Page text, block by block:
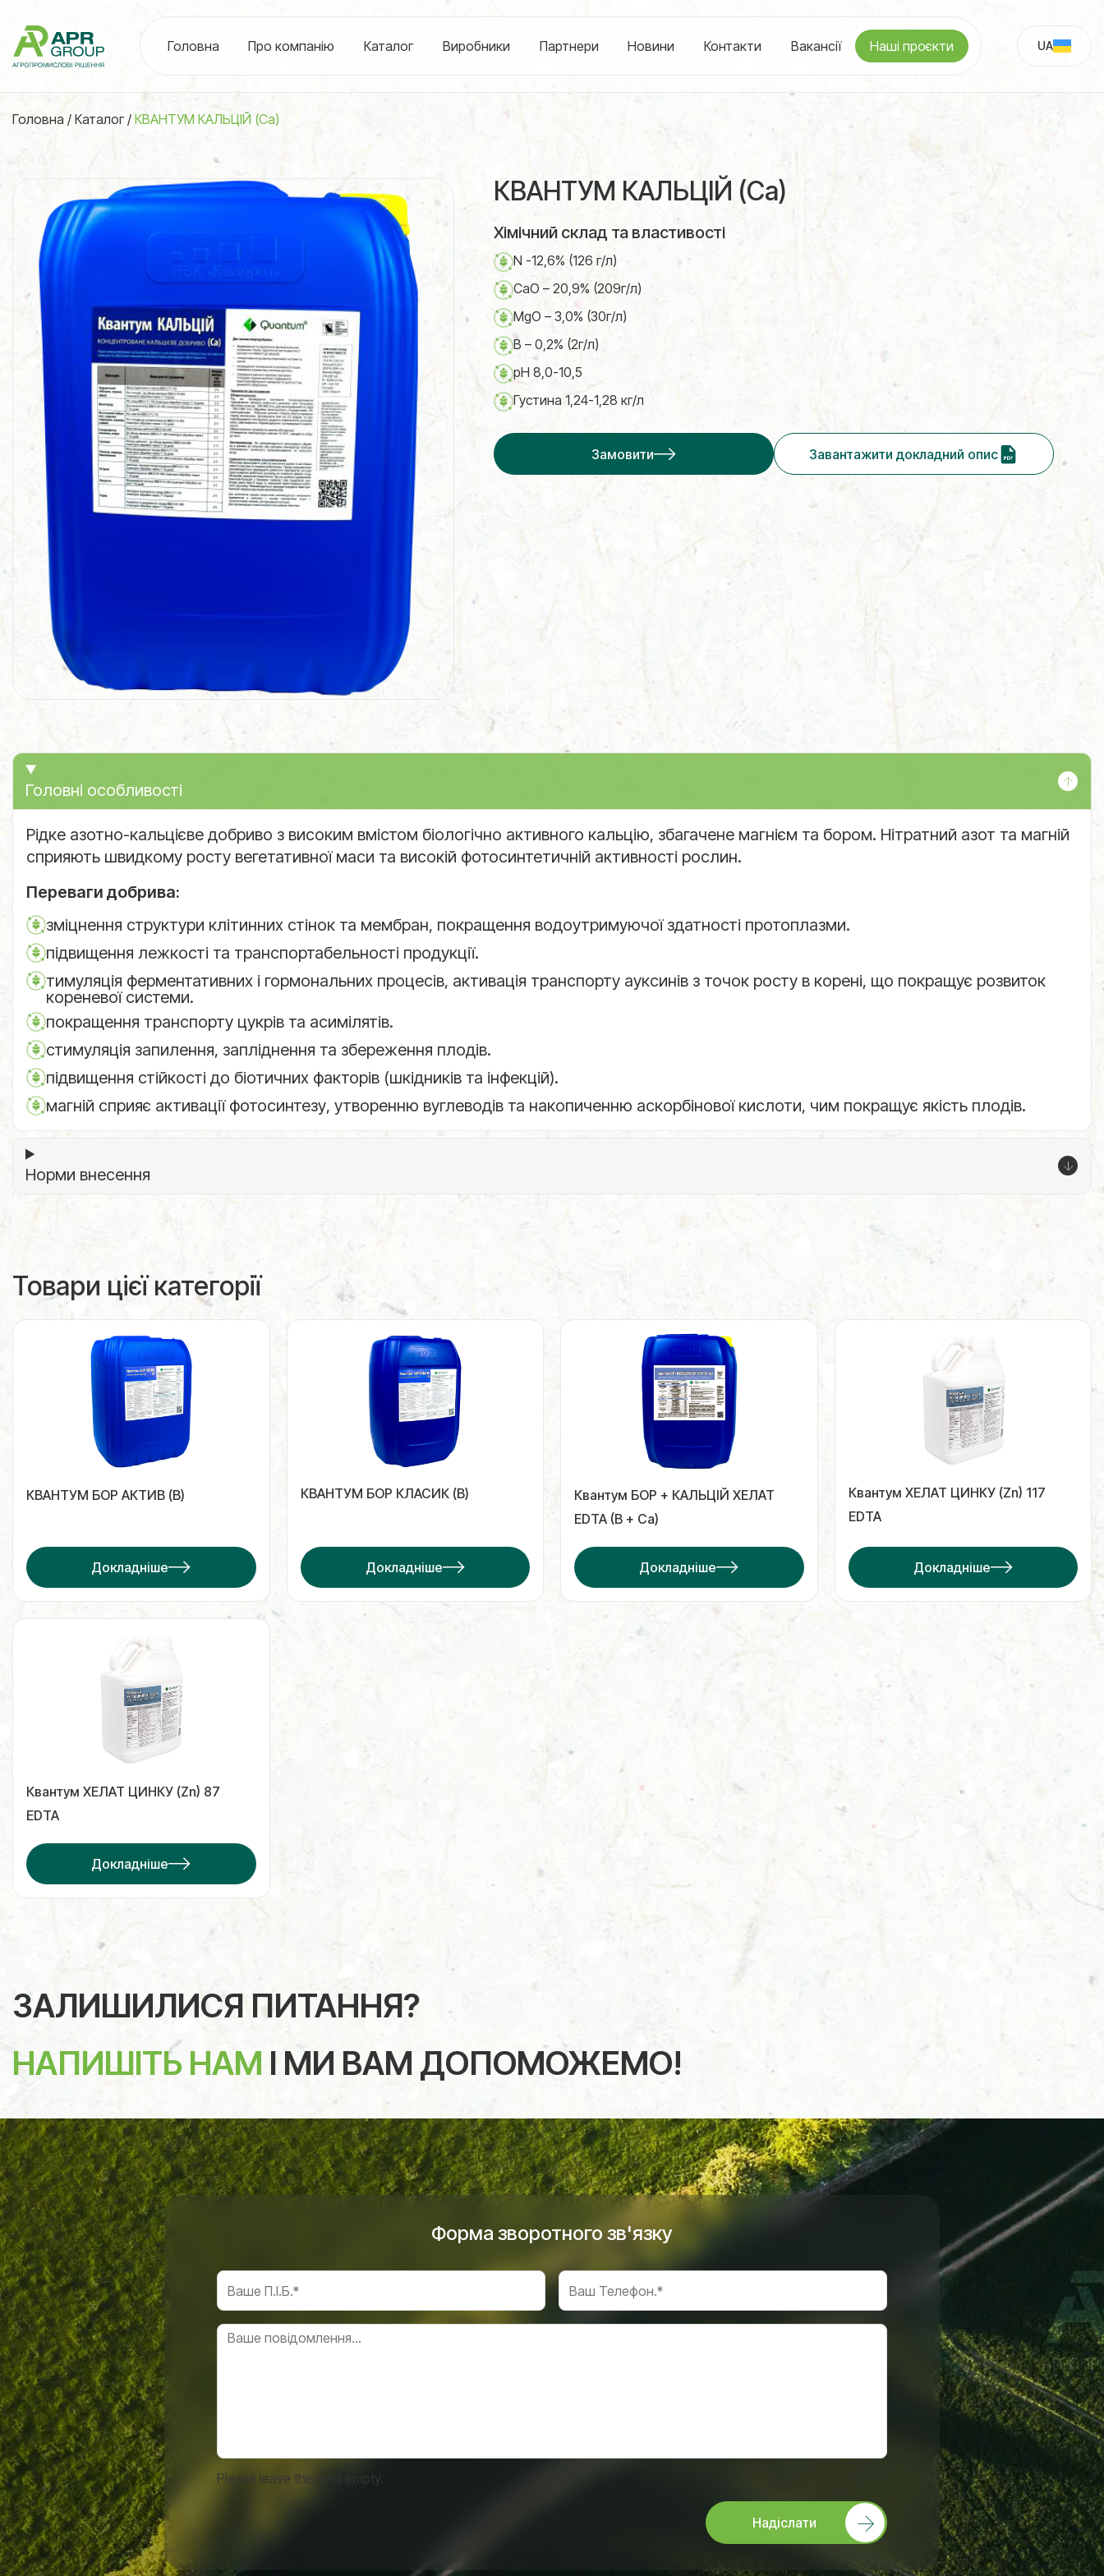
Головна Про компанію Каталог Виробники Партнери Новини Контакти Вакансії Наші проєкти UA
Головна / Каталог/ КВАНТУМ КАЛЬЦІЙ (Са)
КВАНТУМ КАЛЬЦІЙ (Са)
Хімічний склад та властивості
N -12,6% (126 г/л)
CaO – 20,9% (209г/л)
MgO – 3,0% (30г/л)
B – 0,2% (2г/л)
рН 8,0-10,5
Густина 1,24-1,28 кг/л
Замовити Завантажити докладний опис
Головні особливості
Рідке азотно-кальцієве добриво з високим вмістом біологічно активного кальцію, збагачене магнієм та бором. Нітратний азот та магній
сприяють швидкому росту вегетативної маси та високій фотосинтетичній активності рослин.
Переваги добрива:
зміцнення структури клітинних стінок та мембран, покращення водоутримуючої здатності протоплазми.
підвищення лежкості та транспортабельності продукції.
тимуляція ферментативних і гормональних процесів, активація транспорту ауксинів з точок росту в корені, що покращує розвиток
кореневої системи.
покращення транспорту цукрів та асимілятів.
стимуляція запилення, запліднення та збереження плодів.
підвищення стійкості до біотичних факторів (шкідників та інфекцій).
магній сприяє активації фотосинтезу, утворенню вуглеводів та накопиченню аскорбінової кислоти, чим покращує якість плодів.
Норми внесення
Товари цієї категорії
КВАНТУМ БОР АКТИВ (B)
Докладніше
КВАНТУМ БОР КЛАСИК (B)
Докладніше
Квантум БОР + КАЛЬЦІЙ ХЕЛАТ
EDTA (В + Са)
Докладніше
Квантум ХЕЛАТ ЦИНКУ (Zn) 117
EDTA
Докладніше
Квантум ХЕЛАТ ЦИНКУ (Zn) 87
EDTA
Докладніше
ЗАЛИШИЛИСЯ ПИТАННЯ?
НАПИШІТЬ НАМ І МИ ВАМ ДОПОМОЖЕМО!
Форма зворотного зв'язку
Please leave this field empty.
Надіслати